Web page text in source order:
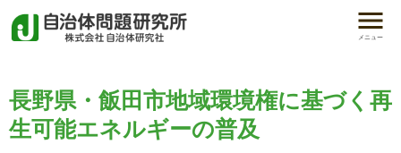
メニュー
長野県・飯田市地域環境権に基づく再
生可能エネルギーの普及